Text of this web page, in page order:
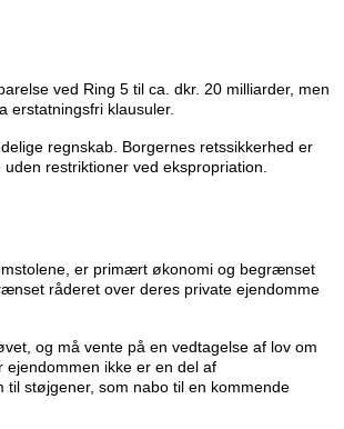
ved Ring 5 til ca. dkr. 20 milliarder, men
erstatningsfri klausuler.
regnskab. Borgernes retssikkerhed er
restriktioner ved ekspropriation.
er primært økonomi og begrænset
råderet over deres private ejendomme
og må vente på en vedtagelse af lov om
ejendommen ikke er en del af
støjgener, som nabo til en kommende